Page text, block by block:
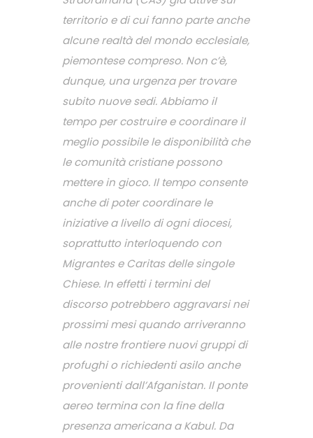
territorio e di cui fanno parte anche
alcune realtà del mondo ecclesiale,
piemontese compreso. Non c’è,
dunque, una urgenza per trovare
subito nuove sedi. Abbiamo il
tempo per costruire e coordinare il
meglio possibile le disponibilità che
le comunità cristiane possono
mettere in gioco. Il tempo consente
anche di poter coordinare le
iniziative a livello di ogni diocesi,
soprattutto interloquendo con
Migrantes e Caritas delle singole
Chiese. In effetti i termini del
discorso potrebbero aggravarsi nei
prossimi mesi quando arriveranno
alle nostre frontiere nuovi gruppi di
profughi o richiedenti asilo anche
provenienti dall’Afganistan. Il ponte
aereo termina con la fine della
presenza americana a Kabul. Da